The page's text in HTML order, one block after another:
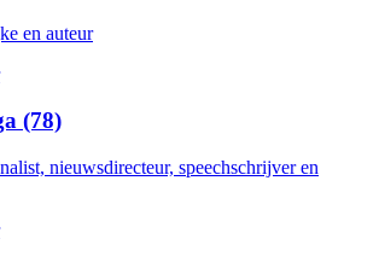
en auteur
(78)
nieuwsdirecteur, speechschrijver en